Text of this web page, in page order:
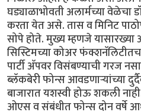
घड्याळाभोवती अलार्मच्या
करता येत असे. तास व मिनिट
सोपे होते. मुख्य म्हणजे
सिस्टिमच्या कोअर फंक्शनॅलिटीतच
पार्टी अ‍ॅपवर विसंबण्याची गरज
ब्लॅकबेरी फोन्स आवडणार्‍यांच्या
बाजारात यशस्वी होऊ शकली
ओएस व संबंधीत फोन्स दोन वर्षे